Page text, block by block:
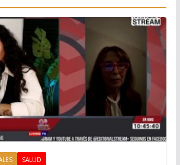
SALUD